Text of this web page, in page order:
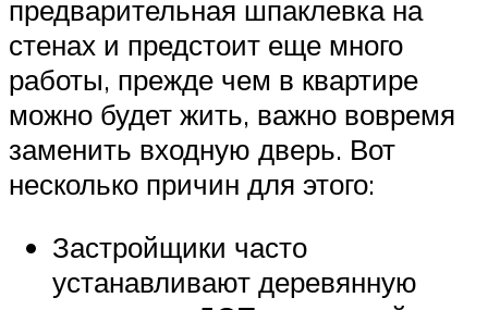
предварительная шпаклевка на
стенах и предстоит еще много
работы, прежде чем в квартире
можно будет жить, важно вовремя
заменить входную дверь. Вот
несколько причин для этого:
Застройщики часто
устанавливают деревянную